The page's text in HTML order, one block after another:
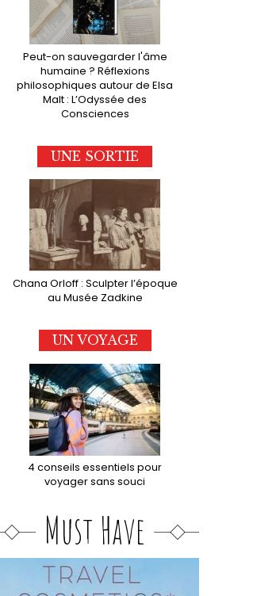
Peut-on sauvegarder l'âme
humaine ? Réflexions
philosophiques autour de Elsa
Malt : L’Odyssée des
Consciences
UNE SORTIE
Chana Orloff : Sculpter l’époque
au Musée Zadkine
UN VOYAGE
4 conseils essentiels pour
voyager sans souci
Must Have